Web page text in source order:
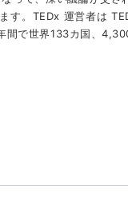
す。TEDx 運営者は
間で世界133カ国、